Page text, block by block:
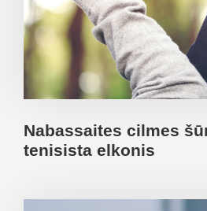
Nabassaites cilmes
tenisista elkonis